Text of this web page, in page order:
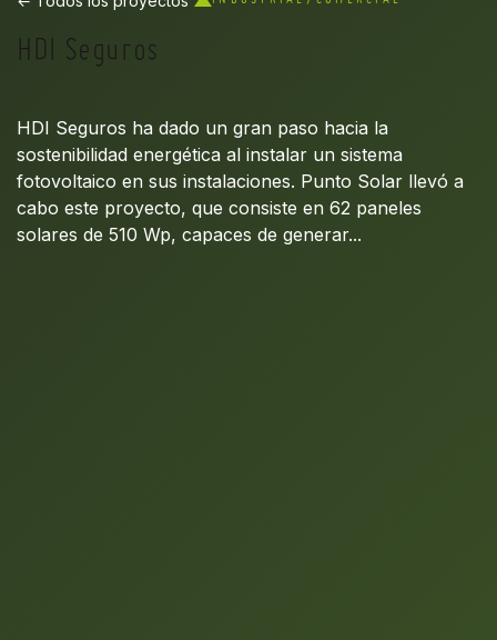
HDI Seguros
HDI Seguros ha dado un gran paso hacia la
sostenibilidad energética al instalar un sistema
fotovoltaico en sus instalaciones. Punto Solar llevó a
cabo este proyecto, que consiste en 62 paneles
solares de 510 Wp, capaces de generar...